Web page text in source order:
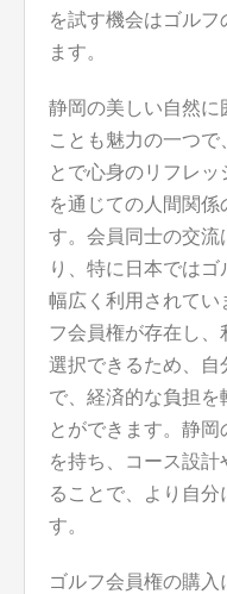
を試す機会はゴル
ます。
静岡の美しい自然に
ことも魅力の一つで
とで心身のリフレ
を通じての人間関
す。会員同士の交流
り、特に日本では
幅広く利用されてい
フ会員権が存在し、
選択できるため、自
で、経済的な負担を
とができます。静
を持ち、コース設
ることで、より自分
す。
ゴルフ会員権の購入